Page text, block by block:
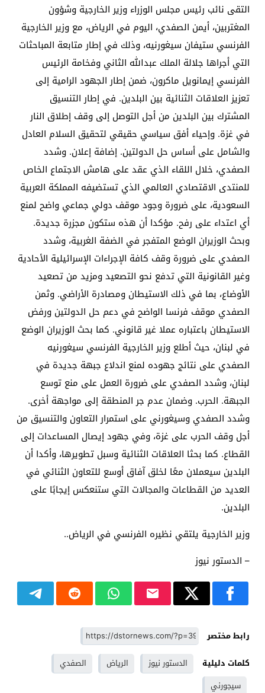
التقى نائب رئيس مجلس الوزراء وزير الخارجية وشؤون
المغتربين، أيمن الصفدي، اليوم في الرياض، مع وزير الخارجية
الفرنسي ستيفان سيغورنيه، وذلك في إطار متابعة المباحثات
التي أجراها جلالة الملك عبدالله الثاني وفخامة الرئيس
الفرنسي إيمانويل ماكرون، ضمن إطار الجهود الرامية إلى
تعزيز العلاقات الثنائية بين البلدين. في إطار التنسيق
المشترك بين البلدين من أجل التوصل إلى وقف إطلاق النار
في غزة. وإحياء أفق سياسي حقيقي لتحقيق السلام العادل
والشامل على أساس حل الدولتين. إضافة إعلان. وشدد
الصفدي، خلال اللقاء الذي عقد على هامش الاجتماع الخاص
للمنتدى الاقتصادي العالمي الذي تستضيفه المملكة العربية
السعودية، على ضرورة وجود موقف دولي جماعي واضح لمنع
أي اعتداء على رفح. مؤكدا أن هذه ستكون مجزرة جديدة.
وبحث الوزيران الوضع المتفجر في الضفة الغربية، وشدد
الصفدي على ضرورة وقف كافة الإجراءات الإسرائيلية الأحادية
وغير القانونية التي تدفع نحو التصعيد ومزيد من تصعيد
الأوضاع، بما في ذلك الاستيطان ومصادرة الأراضي. وثمن
الصفدي موقف فرنسا الواضح في دعم حل الدولتين ورفض
الاستيطان باعتباره عملا غير قانوني. كما بحث الوزيران الوضع
في لبنان، حيث أطلع وزير الخارجية الفرنسي سيغورنيه
الصفدي على نتائج جهوده لمنع اندلاع جبهة جديدة في
لبنان، وشدد الصفدي على ضرورة العمل على منع توسع
الجبهة. الحرب. وضمان عدم جر المنطقة إلى مواجهة أخرى.
وشدد الصفدي وسيغورني على استمرار التعاون والتنسيق من
أجل وقف الحرب على غزة، وفي جهود إيصال المساعدات إلى
القطاع. كما بحثا العلاقات الثنائية وسبل تطويرها، وأكدا أن
البلدين سيعملان معًا لخلق آفاق أوسع للتعاون الثنائي في
العديد من القطاعات والمجالات التي ستنعكس إيجابًا على
البلدين.
وزير الخارجية يلتقي نظيره الفرنسي في الرياض..
– الدستور نيوز
رابط مختصر
كلمات دليلية
الدستور نيوز الرياض
الصفدي
سيجورني